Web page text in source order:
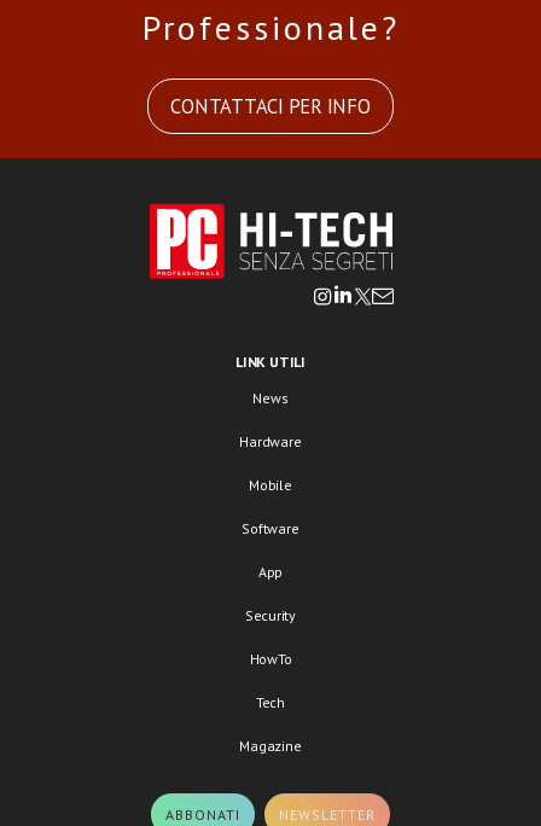
Professionale?
CONTATTACI PER INFO
LINK UTILI
News
Hardware
Mobile
Software
App
Security
HowTo
Tech
Magazine
ABBONATI NEWSLETTER